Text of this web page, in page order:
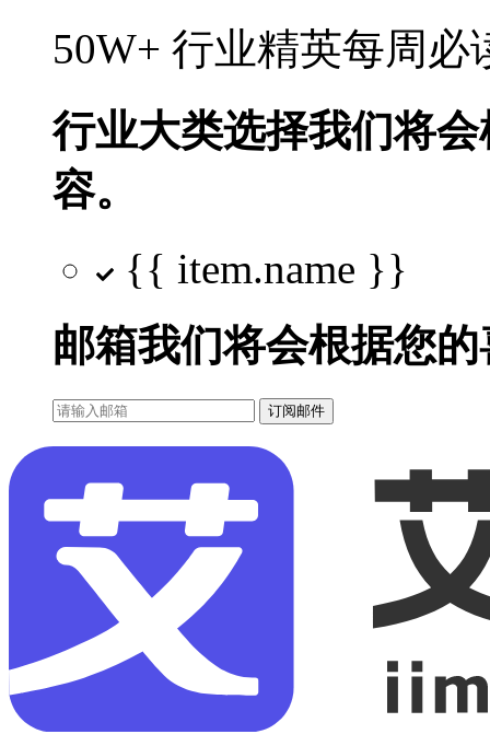
50W+ 行业精英每周
行业大类选择我们将
容。
{{ item.name }}
邮箱我们将会根据您
订阅邮件